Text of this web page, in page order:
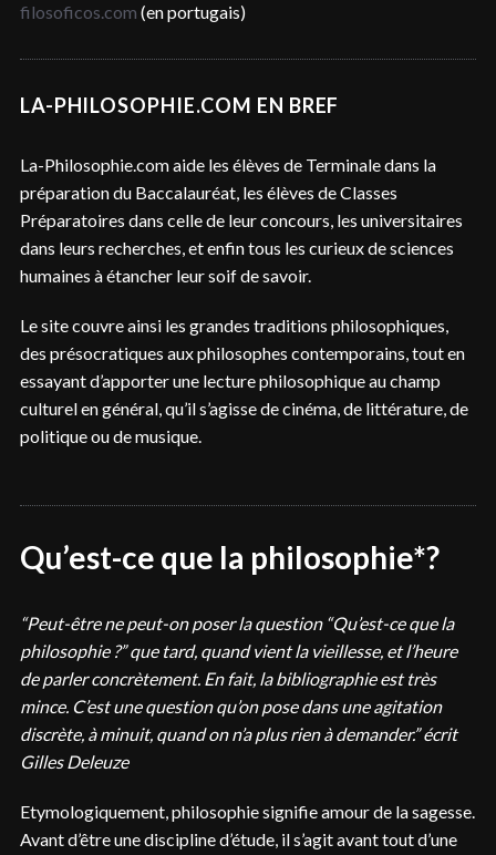
filosoficos.com (en portugais)
LA-PHILOSOPHIE.COM EN BREF
La-Philosophie.com aide les élèves de Terminale dans la
préparation du Baccalauréat, les élèves de Classes
Préparatoires dans celle de leur concours, les universitaires
dans leurs recherches, et enfin tous les curieux de sciences
humaines à étancher leur soif de savoir.
Le site couvre ainsi les grandes traditions philosophiques,
des présocratiques aux philosophes contemporains, tout en
essayant d’apporter une lecture philosophique au champ
culturel en général, qu’il s’agisse de cinéma, de littérature, de
politique ou de musique.
Qu’est-ce que la philosophie*?
“Peut-être ne peut-on poser la question “Qu’est-ce que la
philosophie ?” que tard, quand vient la vieillesse, et l’heure
de parler concrètement. En fait, la bibliographie est très
mince. C’est une question qu’on pose dans une agitation
discrète, à minuit, quand on n’a plus rien à demander.” écrit
Gilles Deleuze
Etymologiquement, philosophie signifie amour de la sagesse.
Avant d’être une discipline d’étude, il s’agit avant tout d’une